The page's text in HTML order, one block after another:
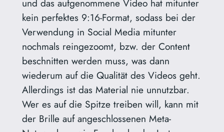
und das aufgenommene Video hat mitunter
kein perfektes 9:16-Format, sodass bei der
Verwendung in Social Media mitunter
nochmals reingezoomt, bzw. der Content
beschnitten werden muss, was dann
wiederum auf die Qualität des Videos geht.
Allerdings ist das Material nie unnutzbar.
Wer es auf die Spitze treiben will, kann mit
der Brille auf angeschlossenen Meta-